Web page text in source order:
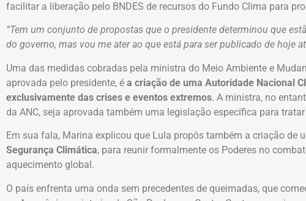
facilitar a liberação pelo BNDES de recursos do Fundo Clima para
“Tem um conjunto de propostas que o presidente determinou que
do governo, mas vou me ater ao que está para ser publicado de hoje
Uma das medidas cobradas pela ministra do Meio Ambiente e
aprovada pelo presidente, é a criação de uma Autoridade Nacional
exclusivamente das crises e eventos extremos. A ministra, no
da ANC, seja aprovada também uma legislação específica para
Em sua fala, Marina explicou que Lula propôs também a criação de
Segurança Climática, para reunir formalmente os Poderes no
aquecimento global.
O país enfrenta uma onda sem precedentes de queimadas, que